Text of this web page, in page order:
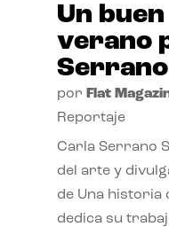
Un
verano
Serrano
por Flat
Reportaje
Carla Serrano
del arte y
de Una historia
dedica su